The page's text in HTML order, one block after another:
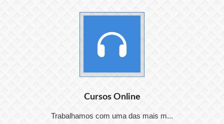
Cursos Online
Trabalhamos com uma das mais m...